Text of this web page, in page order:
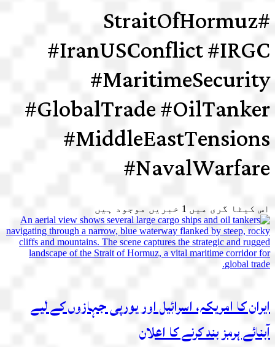
#StraitOfHormuz
#IranUSConflict #IRGC
#MaritimeSecurity
#GlobalTrade #OilTanker
#MiddleEastTensions
#NavalWarfare
اس کیٹا گری میں 1 خبریں موجود ہیں
ایران کا امریکہ، اسرائیل اور یورپی جہازوں کے لیے
آبنائے ہرمز بند کرنے کا اعلان